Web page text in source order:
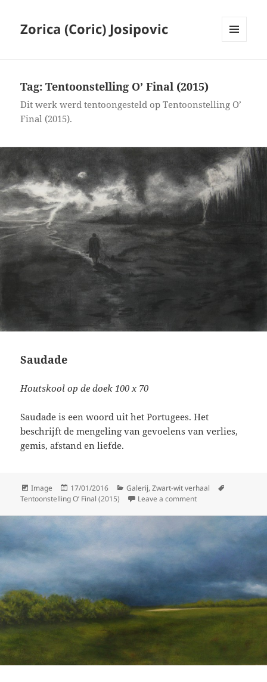
Zorica (Coric) Josipovic
Tag:Tentoonstelling O’ Final (2015)
Dit werk werd tentoongesteld op Tentoonstelling O’
Final (2015).
Saudade
Houtskool op de doek 100 x 70
Saudade is een woord uit het Portugees. Het
beschrijft de mengeling van gevoelens van verlies,
gemis, afstand en liefde.
Format
Image
Posted
on
17/01/2016 Categories
Galerij,Zwart-wit verhaal
Tentoonstelling O’ Final (2015)
Leave a commenton Saudade